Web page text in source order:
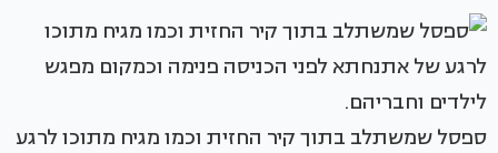
ספסל שמשתלב בתוך קיר החזית וכמו מגיח מתוכו לרגע